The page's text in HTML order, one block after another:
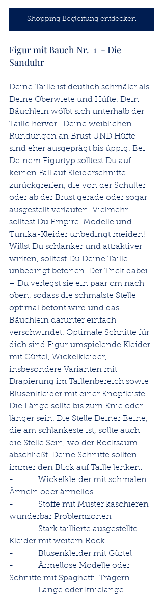
Shopping Begleitung entdecken
Figur mit Bauch Nr.  1  - Die
Sanduhr
Deine Taille ist deutlich schmäler als
Deine Oberwiete und Hüfte. Dein
Bäuchlein wölbt sich unterhalb der
Taille hervor . Deine weiblichen
Rundungen an Brust UND Hüfte
sind eher ausgeprägt bis üppig. Bei
Deinem Figurtyp solltest Du auf
keinen Fall auf Kleiderschnitte
zurückgreifen, die von der Schulter
oder ab der Brust gerade oder sogar
ausgestellt verlaufen. Vielmehr
solltest Du Empire-Modelle und
Tunika-Kleider unbedingt meiden!
Willst Du schlanker und attraktiver
wirken, solltest Du Deine Taille
unbedingt betonen. Der Trick dabei
– Du verlegst sie ein paar cm nach
oben, sodass die schmalste Stelle
optimal betont wird und das
Bäuchlein darunter einfach
verschwindet. Optimale Schnitte für
dich sind Figur umspielende Kleider
mit Gürtel, Wickelkleider,
insbesondere Varianten mit
Drapierung im Taillenbereich sowie
Blusenkleider mit einer Knopfleiste.
Die Länge sollte bis zum Knie oder
länger sein. Die Stelle Deiner Beine,
die am schlankeste ist, sollte auch
die Stelle Sein, wo der Rocksaum
abschließt. Deine Schnitte sollten
immer den Blick auf Taille lenken:
-          Wickelkleider mit schmalen
Ärmeln oder ärmellos
-          Stoffe mit Muster kaschieren
wunderbar Problemzonen
-          Stark taillierte ausgestellte
Kleider mit weitem Rock
-          Blusenkleider mit Gürtel
-          Ärmellose Modelle oder
Schnitte mit Spaghetti-Trägern
-          Lange oder knielange